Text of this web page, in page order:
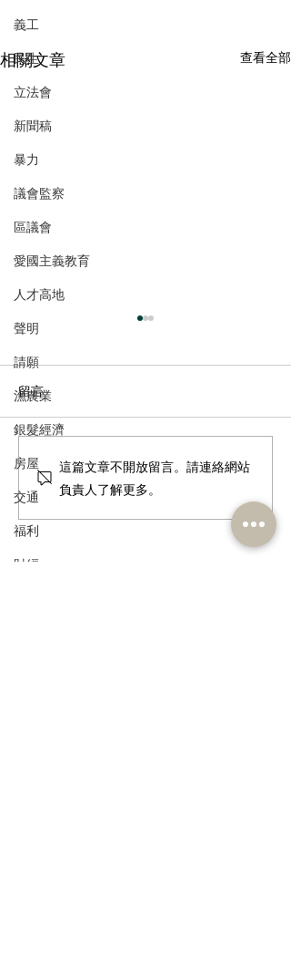
義工
民生
立法會
新聞稿
暴力
議會監察
區議會
愛國主義教育
人才高地
聲明
請願
漁農業
銀髮經濟
房屋
交通
福利
財經
相關文章 查看全部
港區人大代表團繼續考察
安徽蕪湖，由鄉村建設到
低空經濟 視察城市發展新
留言
這篇文章不開放留言。請連絡網站
負責人了解更多。